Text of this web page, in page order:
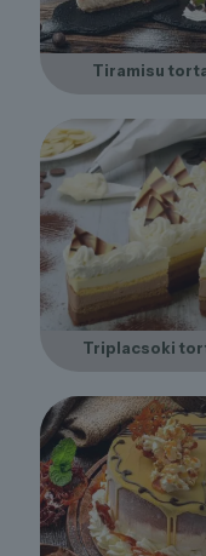
Tiramisu
Triplacsoki